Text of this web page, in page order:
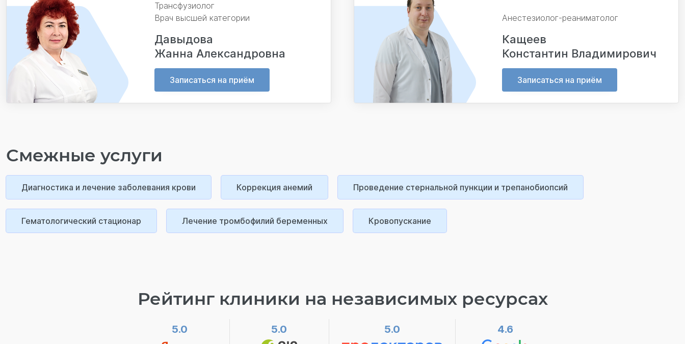
Трансфузиолог
Врач высшей категории
Давыдова
Жанна Александровна
Записаться на приём
Анестезиолог-реаниматолог
Кащеев
Константин Владимирович
Записаться на приём
Смежные услуги
Диагностика и лечение заболевания крови Коррекция анемий Проведение стернальной пункции и трепанобиопсий
Гематологический стационар Лечение тромбофилий беременных Кровопускание
Рейтинг клиники на независимых ресурсах
5.0 5.0 5.0 4.6